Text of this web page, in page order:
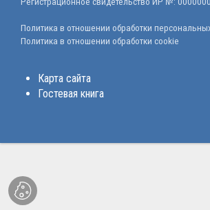
Политика в отношении обработки
Политика в отношении обработки cookie
Карта сайта
Гостевая книга